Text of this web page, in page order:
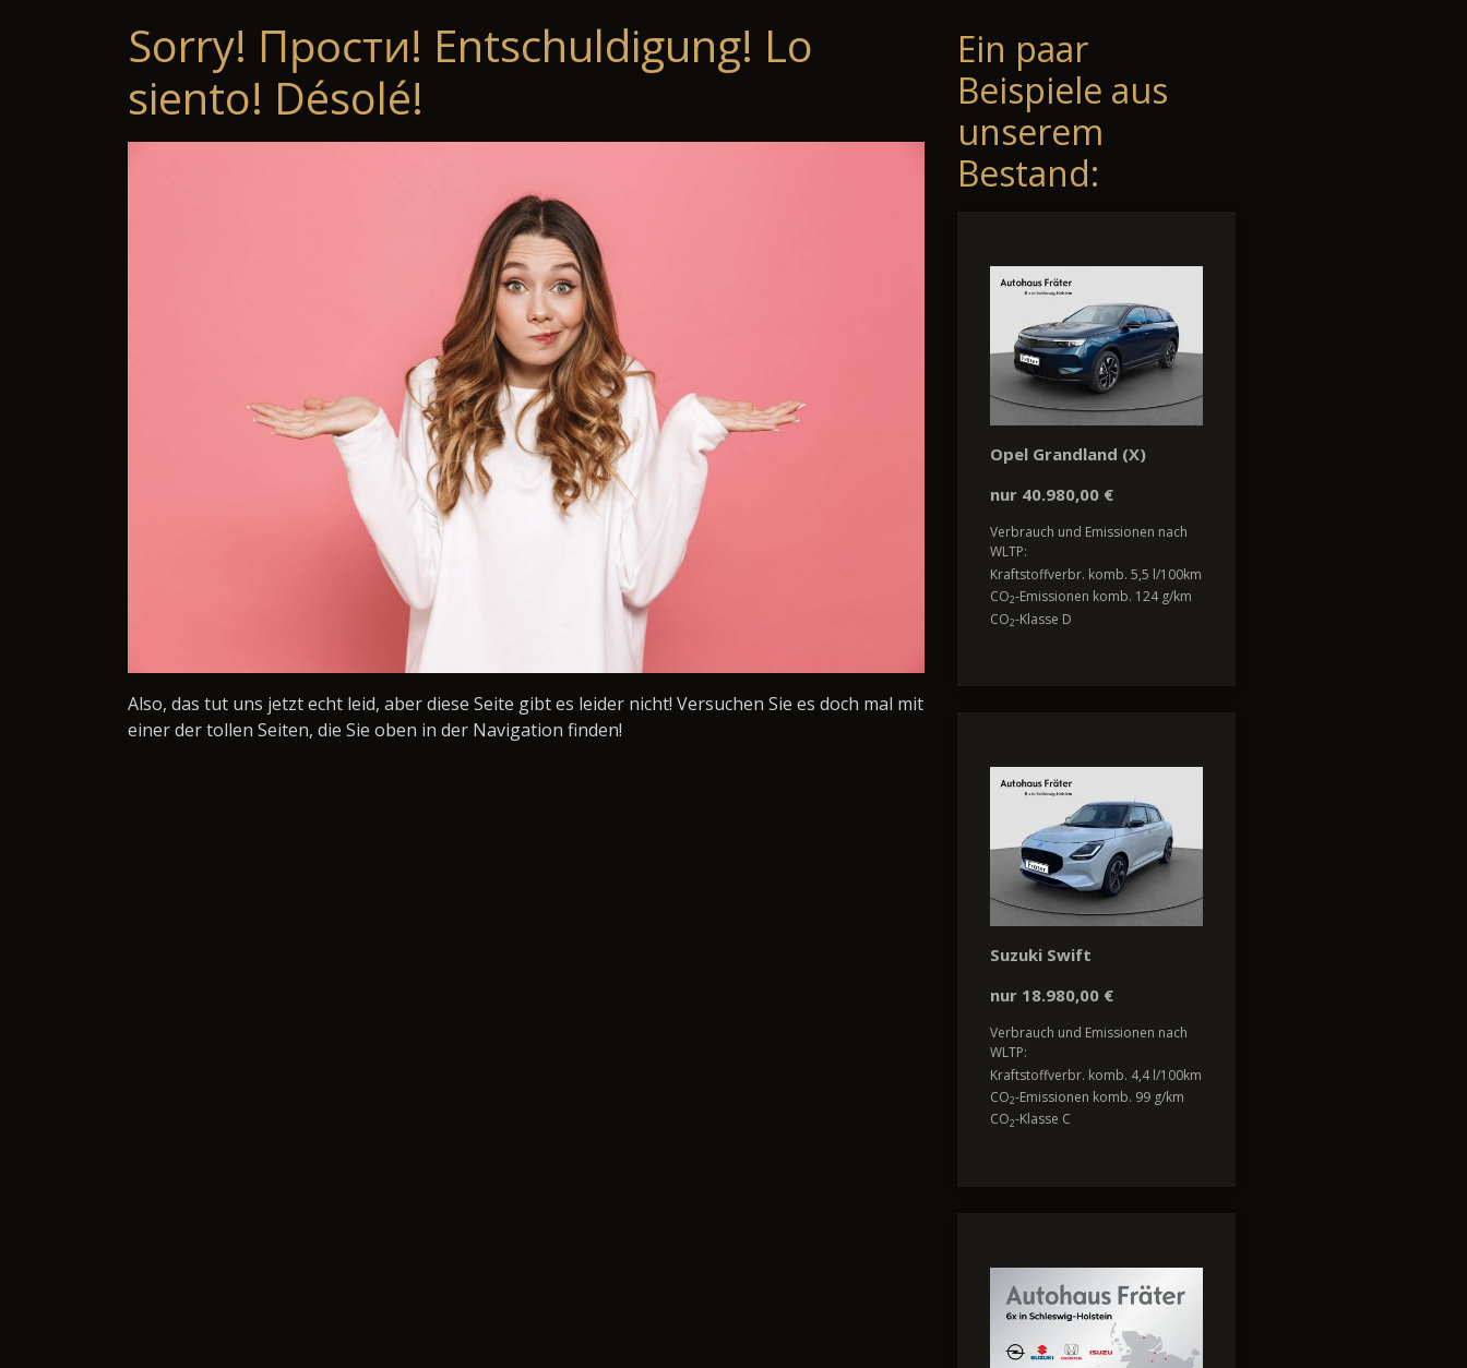
Sorry! Прости! Entschuldigung! Lo
siento! Désolé!
Also, das tut uns jetzt echt leid, aber diese Seite gibt es leider nicht! Versuchen Sie es doch mal mit
einer der tollen Seiten, die Sie oben in der Navigation finden!
Ein paar
Beispiele aus
unserem
Bestand:
Opel Grandland (X)
nur 40.980,00 €
Verbrauch und Emissionen nach
WLTP:
Kraftstoffverbr. komb. 5,5 l/100km
CO2-Emissionen komb. 124 g/km
CO2-Klasse D
Suzuki Swift
nur 18.980,00 €
Verbrauch und Emissionen nach
WLTP:
Kraftstoffverbr. komb. 4,4 l/100km
CO2-Emissionen komb. 99 g/km
CO2-Klasse C